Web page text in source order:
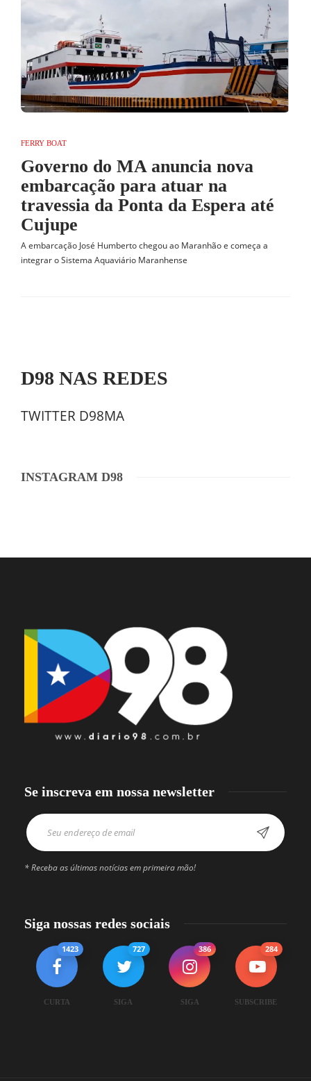
FERRY BOAT
Governo do MA anuncia nova
embarcação para atuar na
travessia da Ponta da Espera até
Cujupe
A embarcação José Humberto chegou ao Maranhão e começa a
integrar o Sistema Aquaviário Maranhense
D98 NAS REDES
TWITTER D98MA
INSTAGRAM D98
Se inscreva em nossa newsletter
* Receba as últimas notícias em primeira mão!
Siga nossas redes sociais
1423
CURTA
727
SIGA
386
SIGA
284
SUBSCRIBE